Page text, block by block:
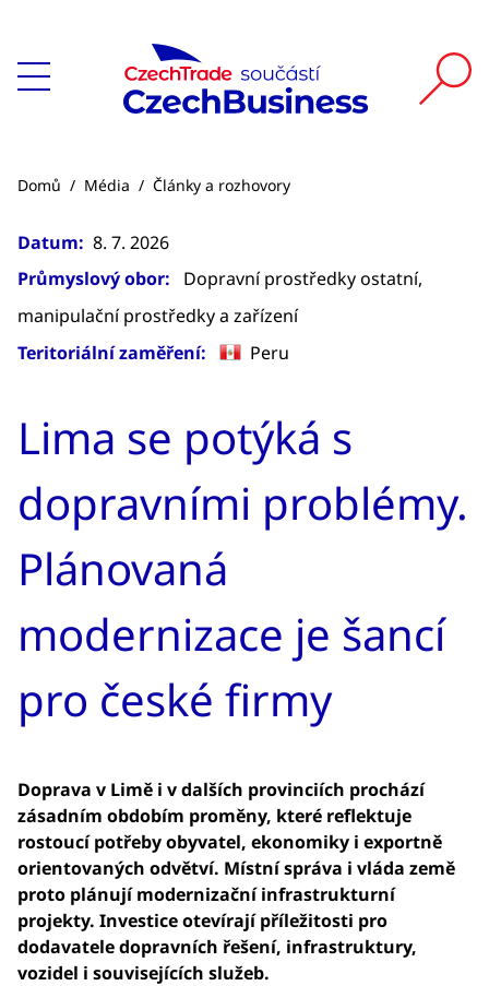
Domů / Média / Články a rozhovory
Datum: 8. 7. 2026
Průmyslový obor:
Dopravní prostředky ostatní,
manipulační prostředky a zařízení
Teritoriální zaměření:
Peru
Lima se potýká s
dopravními problémy.
Plánovaná
modernizace je šancí
pro české firmy
Doprava v Limě i v dalších provinciích prochází
zásadním obdobím proměny, které reflektuje
rostoucí potřeby obyvatel, ekonomiky i exportně
orientovaných odvětví. Místní správa i vláda země
proto plánují modernizační infrastrukturní
projekty. Investice otevírají příležitosti pro
dodavatele dopravních řešení, infrastruktury,
vozidel i souvisejících služeb.